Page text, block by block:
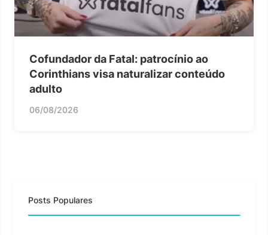
Cofundador da Fatal: patrocínio ao
Corinthians visa naturalizar conteúdo
adulto
06/08/2026
Posts Populares